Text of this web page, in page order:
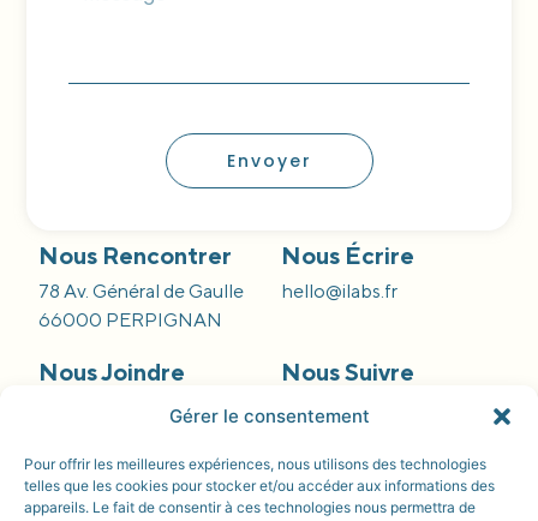
Gérer le consentement
Pour offrir les meilleures expériences, nous utilisons des technologies
telles que les cookies pour stocker et/ou accéder aux informations des
appareils. Le fait de consentir à ces technologies nous permettra de
Envoyer
Nous Rencontrer
78 Av. Général de Gaulle
66000 PERPIGNAN
Nous Écrire
hello@ilabs.fr
Nous Joindre Nous Suivre